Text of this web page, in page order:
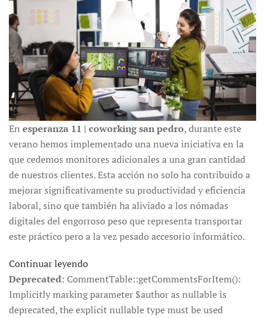
En esperanza 11 | coworking san pedro, durante este
verano hemos implementado una nueva iniciativa en la
que cedemos monitores adicionales a una gran cantidad
de nuestros clientes. Esta acción no solo ha contribuido a
mejorar significativamente su productividad y eficiencia
laboral, sino que también ha aliviado a los nómadas
digitales del engorroso peso que representa transportar
este práctico pero a la vez pesado accesorio informático.
Continuar leyendo
Deprecated: CommentTable::getCommentsForItem():
Implicitly marking parameter $author as nullable is
deprecated, the explicit nullable type must be used